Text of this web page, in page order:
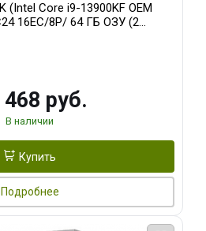
(Intel Core i9-13900KF OEM
16EC/8P/ 64 ГБ ОЗУ (2
PROART OC 16GB GDDR7
руб.
В наличии
Купить
Подробнее